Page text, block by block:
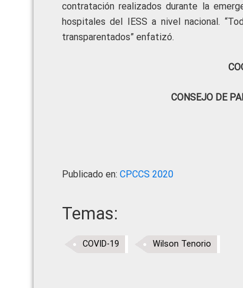
contratación realizados durante la
hospitales del IESS a nivel nacional.
transparentados” enfatizó.
CONSEJO DE
Publicado en: CPCCS 2020
Temas:
COVID-19 Wilson Tenorio